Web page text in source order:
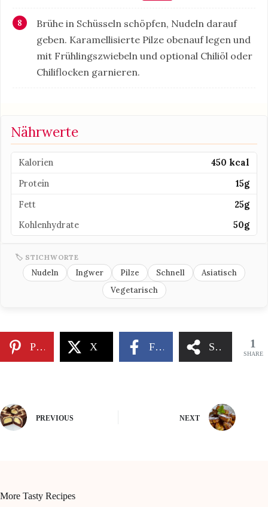
Brühe in Schüsseln schöpfen, Nudeln darauf
geben. Karamellisierte Pilze obenauf legen und
mit Frühlingszwiebeln und optional Chiliöl oder
Chiliflocken garnieren.
Nährwerte
Kalorien
450 kcal
Protein
15g
Fett
25g
Kohlenhydrate
50g
🏷 STICHWORTE
Nudeln Ingwer Pilze Schnell
Asiatisch
Vegetarisch
Pinterest X Facebook Share 1
SHARE
PREVIOUS NEXT
More Tasty Recipes